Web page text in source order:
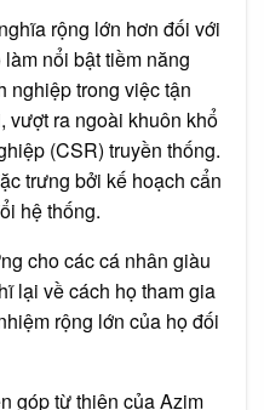
rộng lớn hơn đối với
nổi bật tiềm năng
nghiệp trong việc tận
vượt ra ngoài khuôn khổ
(CSR) truyền thống.
trưng bởi kế hoạch cẩn
hệ thống.
cho các cá nhân giàu
lại về cách họ tham gia
rộng lớn của họ đối
góp từ thiện của Azim